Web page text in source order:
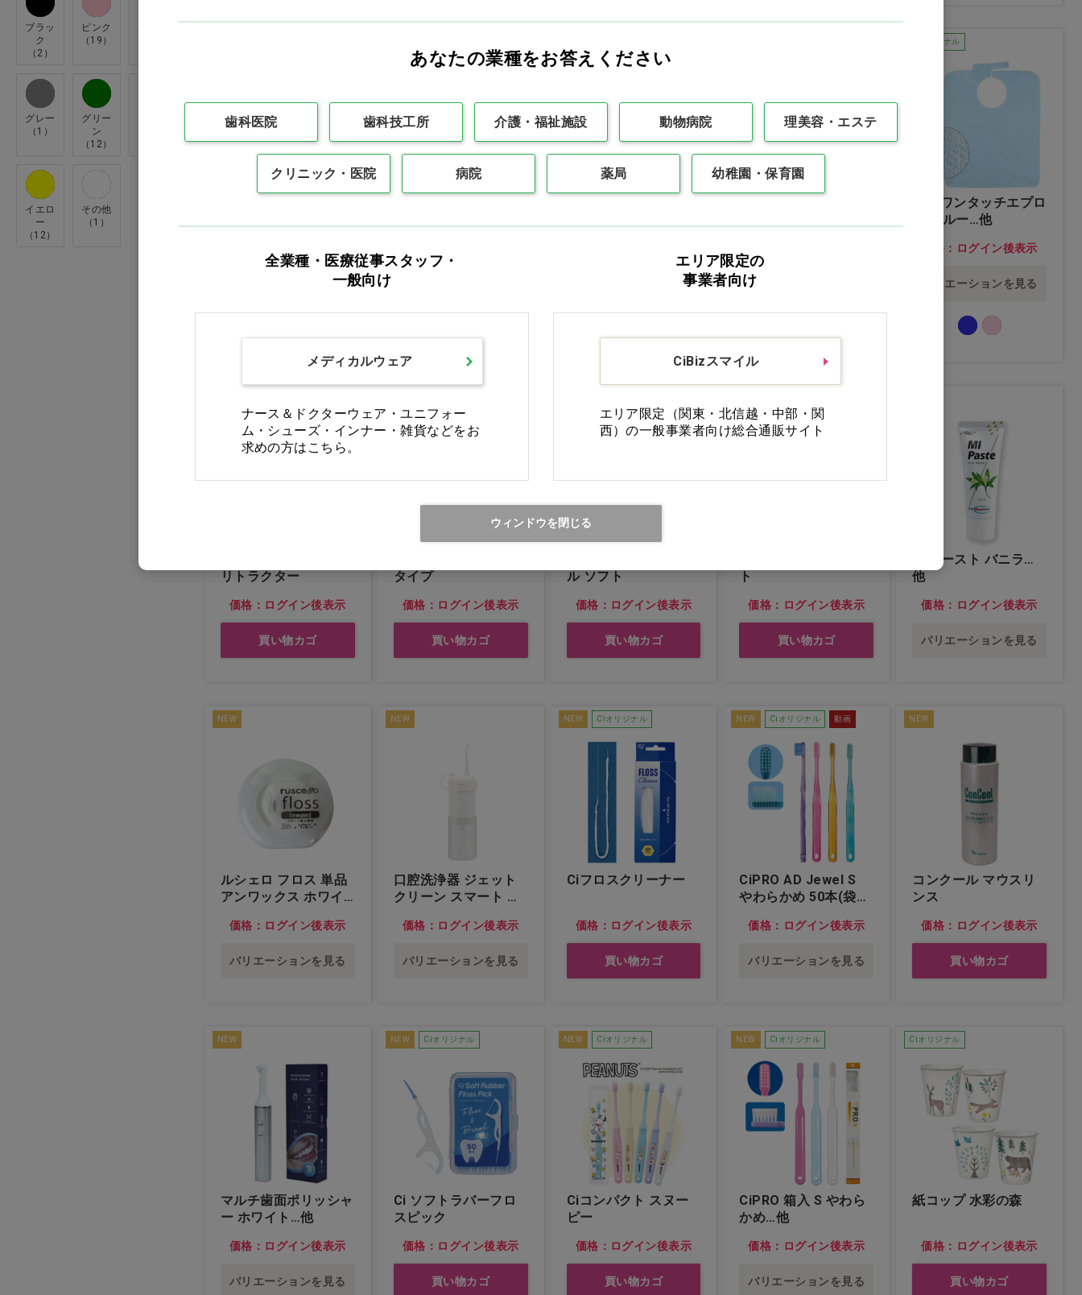
バリエーションを見る バリエーションを見る
Ciオリジナル
Newワンタッチエプロ
ン ブルー…他
価格：ログイン後表示
バリエーションを見る
リトラクター
価格：ログイン後表示
買い物カゴ
タイプ
価格：ログイン後表示
買い物カゴ
ル ソフト
価格：ログイン後表示
買い物カゴ
ト
価格：ログイン後表示
買い物カゴ
MIペースト バニラ…
他
価格：ログイン後表示
バリエーションを見る
NEW
ルシェロ フロス 単品
アンワックス ホワイ
価格：ログイン後表示
バリエーションを見る
NEW
口腔洗浄器 ジェット
クリーン スマート ホ
価格：ログイン後表示
バリエーションを見る
NEW Ciオリジナル
Ciフロスクリーナー
価格：ログイン後表示
買い物カゴ
NEW Ciオリジナル 動画
CiPRO AD Jewel S
やわらかめ 50本(袋入
価格：ログイン後表示
バリエーションを見る
NEW
コンクール マウスリ
ンス
価格：ログイン後表示
買い物カゴ
NEW
マルチ歯面ポリッシャ
ー ホワイト…他
価格：ログイン後表示
バリエーションを見る
NEW Ciオリジナル
Ci ソフトラバーフロ
スピック
価格：ログイン後表示
買い物カゴ
NEW Ciオリジナル
Ciコンパクト スヌー
ピー
価格：ログイン後表示
買い物カゴ
NEW Ciオリジナル
CiPRO 箱入 S やわら
かめ…他
価格：ログイン後表示
バリエーションを見る
Ciオリジナル
紙コップ 水彩の森
価格：ログイン後表示
買い物カゴ
佐藤製薬(1)
堀内鏡工業(2)
日本歯科工業社(2)
松風(5)
橘医療器(1)
第一三共ヘルスケア(2)
ｳｪﾙﾃｯｸ(5)
ｴｰｻﾞｲ(1)
Ｌ(2)
Ｓ(2)
ブラッ
ク
（2）
ピンク
（19）
パープ
グレー
（1）
グリー
ン
（12）
イエロ
ー
（12）
その他
（1）
あなたの業種をお答えください
歯科医院 歯科技工所 介護・福祉施設 動物病院 理美容・エステ
クリニック・医院 病院 薬局 幼稚園・保育園
全業種・医療従事スタッフ・
一般向け
メディカルウェア
ナース＆ドクターウェア・ユニフォー
ム・シューズ・インナー・雑貨などをお
求めの方はこちら。
エリア限定の
事業者向け
CiBizスマイル
エリア限定（関東・北信越・中部・関
西）の一般事業者向け総合通販サイト
ウィンドウを閉じる